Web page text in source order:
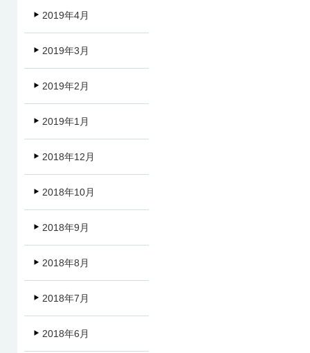
2019年4月
2019年3月
2019年2月
2019年1月
2018年12月
2018年10月
2018年9月
2018年8月
2018年7月
2018年6月